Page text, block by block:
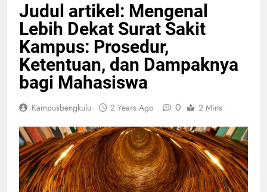
Judul artikel: Mengenal
Lebih Dekat Surat Sakit
Kampus: Prosedur,
Ketentuan, dan Dampaknya
bagi Mahasiswa
Kampusbengkulu 2 Years Ago 0 2 Mins